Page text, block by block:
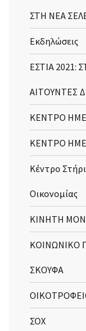
ΣΤΗ ΝΕΑ
Εκδηλώσεις
ΕΣΤΙΑ 2021:
ΑΙΤΟΥΝΤΕΣ
ΚΕΝΤΡΟ
ΚΕΝΤΡΟ
Κέντρο
Οικονομίας
ΚΙΝΗΤΗ
ΚΟΙΝΩΝΙΚΟ
ΣΚΟΥΦΑ
ΣΟΧ